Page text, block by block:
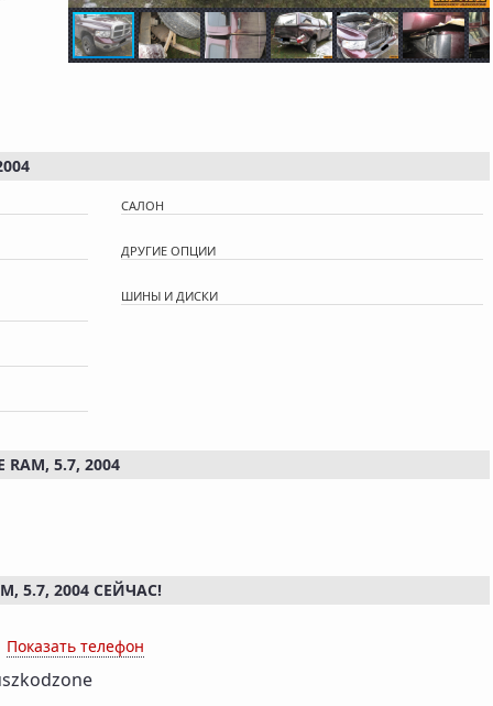
САЛОН
ДРУГИЕ ОПЦИИ
ШИНЫ И ДИСКИ
5.7, 2004
5.7, 2004 СЕЙЧАС!
Показать телефон